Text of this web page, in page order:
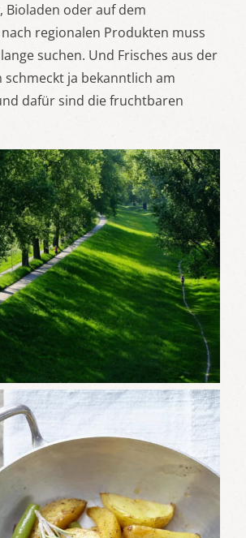
Bioladen oder auf dem
regionalen Produkten muss
suchen. Und Frisches aus der
schmeckt ja bekanntlich am
dafür sind die fruchtbaren